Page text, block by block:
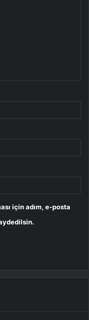
için adım, e-posta